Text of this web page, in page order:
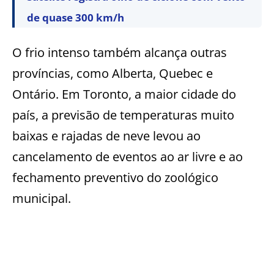
de quase 300 km/h
O frio intenso também alcança outras
províncias, como Alberta, Quebec e
Ontário. Em Toronto, a maior cidade do
país, a previsão de temperaturas muito
baixas e rajadas de neve levou ao
cancelamento de eventos ao ar livre e ao
fechamento preventivo do zoológico
municipal.